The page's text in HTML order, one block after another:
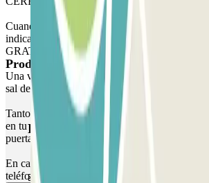
Cuando llegues al aparcamiento, utiliza el
indicaste en la reserva y haz la llamada desde
GRATUITO. La puerta se abrirá
Una vez dentro, aparca en la planta 2, plazas
sal del aparcamiento por la puerta peatonal.
Tanto para entrar al aparcamiento a pie o en
en tu vehículo, deberás llamar al teléfono
puerta.
En caso de problemas con la apertura de la
teléfono +34 930121280
Productos de Parclick
Productos de Parclick